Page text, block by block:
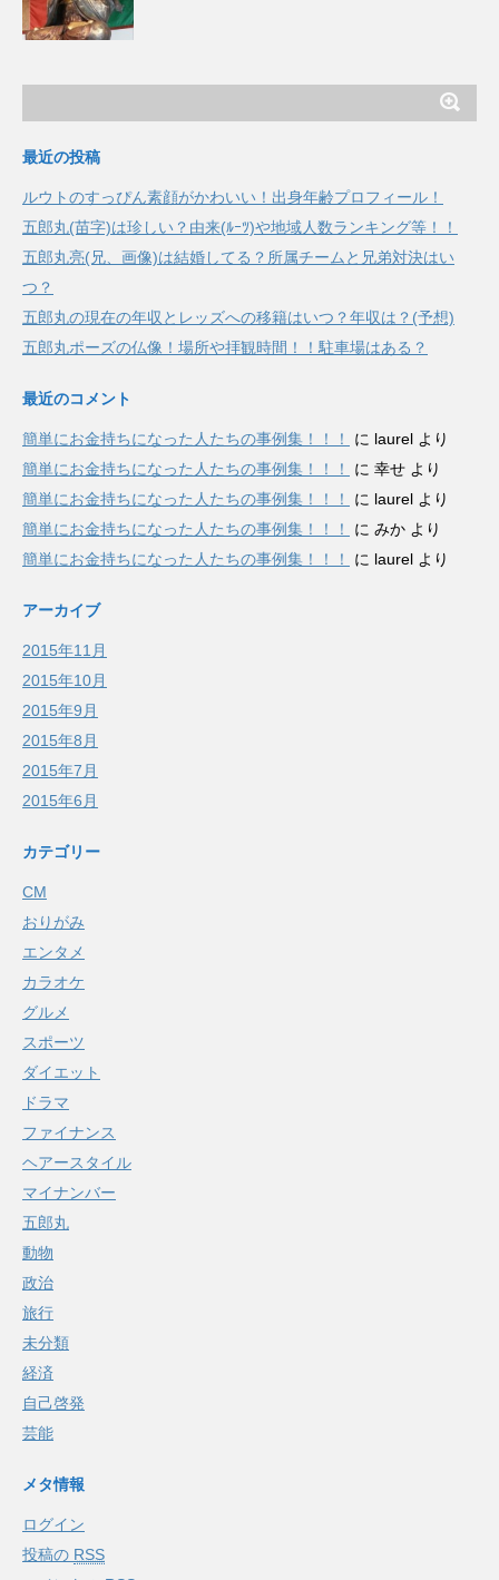
最近の投稿
ルウトのすっぴん素顔がかわいい！出身年齢プロフィール！
五郎丸(苗字)は珍しい？由来(ﾙｰﾂ)や地域人数ランキング等！！
五郎丸亮(兄、画像)は結婚してる？所属チームと兄弟対決はい
つ？
五郎丸の現在の年収とレッズへの移籍はいつ？年収は？(予想)
五郎丸ポーズの仏像！場所や拝観時間！！駐車場はある？
最近のコメント
簡単にお金持ちになった人たちの事例集！！！ に laurel より
簡単にお金持ちになった人たちの事例集！！！
に 幸せ より
簡単にお金持ちになった人たちの事例集！！！
に laurel より
簡単にお金持ちになった人たちの事例集！！！
に みか より
簡単にお金持ちになった人たちの事例集！！！
に laurel より
アーカイブ
2015年11月
2015年10月
2015年9月
2015年8月
2015年7月
2015年6月
カテゴリー
CM
おりがみ
エンタメ
カラオケ
グルメ
スポーツ
ダイエット
ドラマ
ファイナンス
ヘアースタイル
マイナンバー
五郎丸
動物
政治
旅行
未分類
経済
自己啓発
芸能
メタ情報
ログイン
投稿の RSS